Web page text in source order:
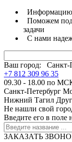
Информацию
Поможем
задачи
С нами
Ваш город:
Санкт-
+7 812 309 96 35
09.30 - 18.00 по
Санкт-Петербург
Нижний Тагил
Не нашли свой
Введите его в поле
ЗАКАЗАТЬ